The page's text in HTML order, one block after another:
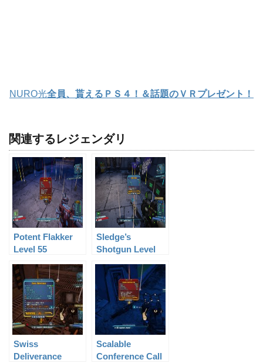
NURO光全員、貰えるＰＳ４！＆話題のＶＲプレゼント！
関連するレジェンダリ
Potent Flakker
Level 55
Sledge’s
Shotgun Level
Swiss
Deliverance
Scalable
Conference Call